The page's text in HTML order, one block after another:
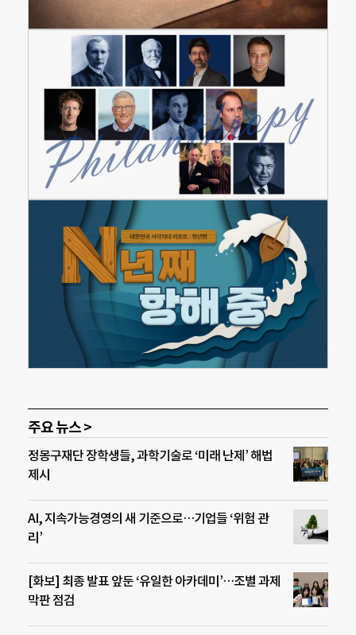
주요 뉴스 >
정몽구재단 장학생들, 과학기술로 ‘미래 난제’ 해법
제시
AI, 지속가능경영의 새 기준으로…기업들 ‘위험 관
리’
[화보] 최종 발표 앞둔 ‘유일한 아카데미’…조별 과제
막판 점검